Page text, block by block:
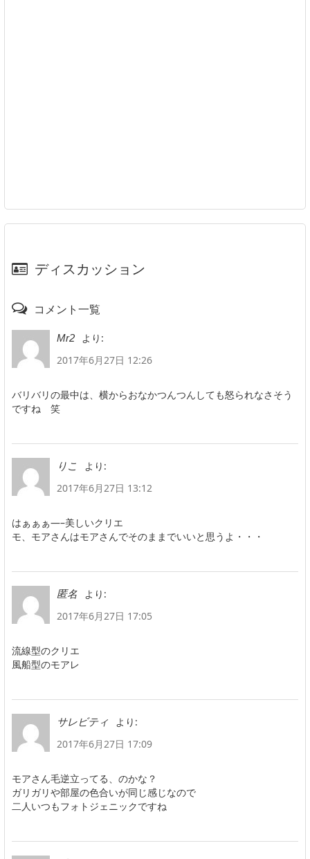
ディスカッション
コメント一覧
Mr2
より:
2017年6月27日 12:26
バリバリの最中は、横からおなかつんつんしても怒られなさそう
ですね 笑
りこ
より:
2017年6月27日 13:12
はぁぁぁ—–美しいクリエ
モ、モアさんはモアさんでそのままでいいと思うよ・・・
匿名
より:
2017年6月27日 17:05
流線型のクリエ
風船型のモアレ
サレビティ
より:
2017年6月27日 17:09
モアさん毛逆立ってる、のかな？
ガリガリや部屋の色合いが同じ感じなので
二人いつもフォトジェニックですね